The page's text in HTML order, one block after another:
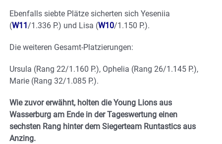
Ebenfalls siebte Plätze sicherten sich Yeseniia
(W11 /1.336 P.) und Lisa (W10/1.150 P.).
Die weiteren Gesamt-Platzierungen:
Ursula (Rang 22/1.160 P.), Ophelia (Rang 26/1.145 P.),
Marie (Rang 32/1.085 P.).
Wie zuvor erwähnt, holten die Young Lions aus
Wasserburg am Ende in der Tageswertung einen
sechsten Rang hinter dem Siegerteam Runtastics aus
Anzing.